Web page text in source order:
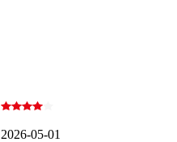
2026-05-01